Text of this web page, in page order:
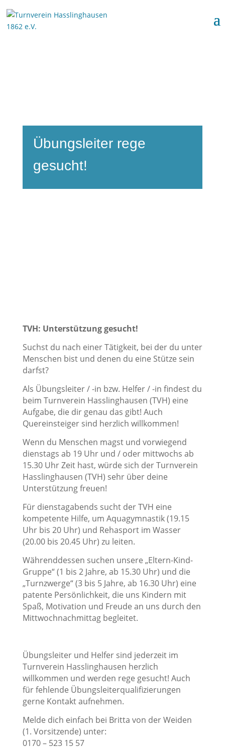
Übungsleiter rege
gesucht!
TVH: Unterstützung gesucht!
Suchst du nach einer Tätigkeit, bei der du unter
Menschen bist und denen du eine Stütze sein
darfst?
Als Übungsleiter / -in bzw. Helfer / -in findest du
beim Turnverein Hasslinghausen (TVH) eine
Aufgabe, die dir genau das gibt! Auch
Quereinsteiger sind herzlich willkommen!
Wenn du Menschen magst und vorwiegend
dienstags ab 19 Uhr und / oder mittwochs ab
15.30 Uhr Zeit hast, würde sich der Turnverein
Hasslinghausen (TVH) sehr über deine
Unterstützung freuen!
Für dienstagabends sucht der TVH eine
kompetente Hilfe, um Aquagymnastik (19.15
Uhr bis 20 Uhr) und Rehasport im Wasser
(20.00 bis 20.45 Uhr) zu leiten.
Währenddessen suchen unsere „Eltern-Kind-
Gruppe“ (1 bis 2 Jahre, ab 15.30 Uhr) und die
„Turnzwerge“ (3 bis 5 Jahre, ab 16.30 Uhr) eine
patente Persönlichkeit, die uns Kindern mit
Spaß, Motivation und Freude an uns durch den
Mittwochnachmittag begleitet.
Übungsleiter und Helfer sind jederzeit im
Turnverein Hasslinghausen herzlich
willkommen und werden rege gesucht! Auch
für fehlende Übungsleiterqualifizierungen
gerne Kontakt aufnehmen.
Melde dich einfach bei Britta von der Weiden
(1. Vorsitzende) unter:
0170 – 523 15 57